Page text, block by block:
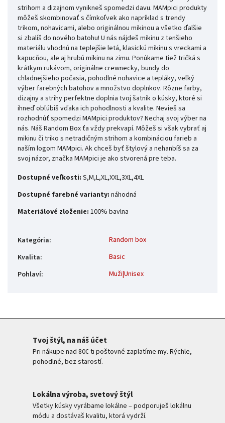
strihom a dizajnom vynikneš spomedzi davu. MAMpici produkty
môžeš skombinovať s čímkoľvek ako napríklad s trendy
trikom, nohavicami, alebo originálnou mikinou a všetko ďalšie
si zbalíš do nového batohu! U nás nájdeš mikinu z tenšieho
materiálu vhodnú na teplejšie letá, klasickú mikinu s vreckami a
kapucňou, ale aj hrubú mikinu na zimu. Ponúkame tiež tričká s
krátkym rukávom, originálne crewnecky, bundy do
chladnejšieho počasia, pohodlné nohavice a tepláky, veľký
výber farebných batohov a množstvo doplnkov. Rôzne farby,
dizajny a strihy perfektne doplnia tvoj šatník o kúsky, ktoré si
ihneď obľúbiš vďaka ich pohodlnosti a kvalite. Nevieš sa
rozhodnúť spomedzi MAMpici produktov? Nechaj svoj výber na
nás. Náš Random Box ťa vždy prekvapí. Môžeš si však vybrať aj
mikinu či triko s netradičným strihom a kombináciou farieb a
naším logom MAMpici. Ak chceš byť štylový a nehanbíš sa za
svoj názor, značka MAMpici je ako stvorená pre teba.
Dostupné veľkosti: S,M,L,XL,XXL,3XL,4XL
Dostupné farebné varianty: náhodná
Materiálové zloženie: 100% bavlna
Kategória:
Random box
Kvalita:
Basic
Pohlaví: Muži|Unisex
Tvoj štýl, na náš účet
Pri nákupe nad 80€ ti poštovné zaplatíme my. Rýchle,
pohodlné, bez starostí.
Lokálna výroba, svetový štýl
Všetky kúsky vyrábame lokálne – podporuješ lokálnu
módu a dostávaš kvalitu, ktorá vydrží.